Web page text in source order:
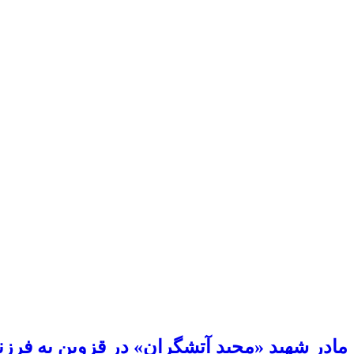
مادر شهید «مجید آتشگران» در قزوین به